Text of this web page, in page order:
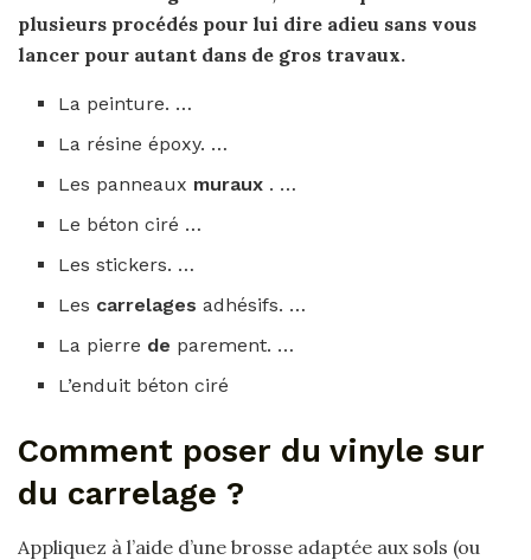
plusieurs procédés pour lui dire adieu sans vous
lancer pour autant dans de gros travaux.
La peinture. …
La résine époxy. …
Les panneaux muraux . …
Le béton ciré …
Les stickers. …
Les carrelagesadhésifs. …
La pierre de parement. …
L’enduit béton ciré
Comment poser du vinyle sur
du carrelage ?
Appliquez à l’aide d’une brosse adaptée aux sols (ou